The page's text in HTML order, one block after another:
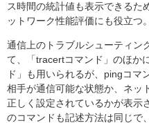
ス時間の統計値も表示できるた
ットワーク性能評価にも役立つ。
通信上のトラブルシューティン
て、「tracertコマンド」のほか
ド」も用いられるが、pingコマ
相手が通信可能な状態か、ネッ
正しく設定されているかが表示
のコマンドも記述方法は同じで